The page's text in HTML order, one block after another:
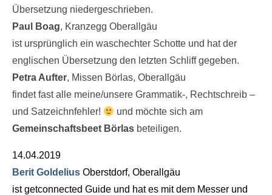
Übersetzung niedergeschrieben.
Paul Boag, Kranzegg Oberallgäu
ist ursprünglich ein waschechter Schotte und hat der
englischen Übersetzung den letzten Schliff gegeben.
Petra Aufter, Missen Börlas, Oberallgäu
findet fast alle meine/unsere Grammatik-, Rechtschreib –
und Satzeichnfehler!
und möchte sich am
Gemeinschaftsbeet Börlas beteiligen.
14.04.2019
Berit Goldelius Oberstdorf, Oberallgäu
ist getconnected Guide und hat es mit dem Messer und